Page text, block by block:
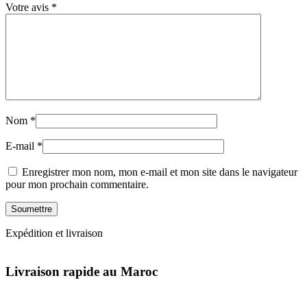
Votre avis *
Nom *
E-mail *
Enregistrer mon nom, mon e-mail et mon site dans le navigateur
pour mon prochain commentaire.
Expédition et livraison
Livraison rapide au Maroc